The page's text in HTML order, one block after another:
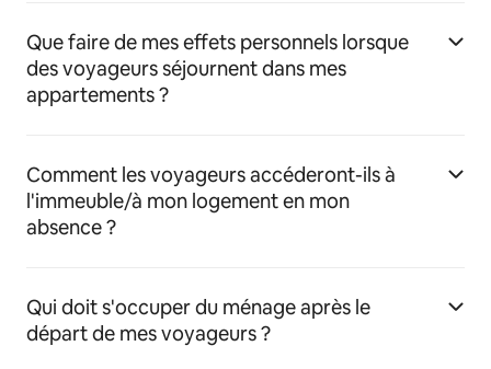
Que faire de mes effets personnels lorsque
des voyageurs séjournent dans mes
appartements ?
Comment les voyageurs accéderont-ils à
l'immeuble/à mon logement en mon
absence ?
Qui doit s'occuper du ménage après le
départ de mes voyageurs ?